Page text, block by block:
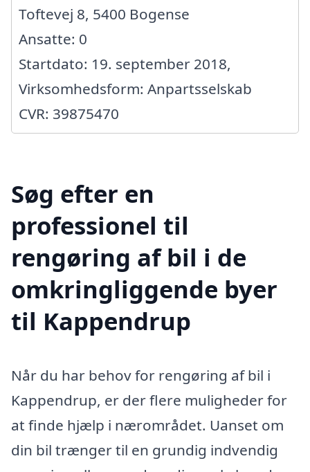
Toftevej 8, 5400 Bogense
Ansatte: 0
Startdato: 19. september 2018,
Virksomhedsform: Anpartsselskab
CVR: 39875470
Søg efter en
professionel til
rengøring af bil i de
omkringliggende byer
til Kappendrup
Når du har behov for rengøring af bil i
Kappendrup, er der flere muligheder for
at finde hjælp i nærområdet. Uanset om
din bil trænger til en grundig indvendig